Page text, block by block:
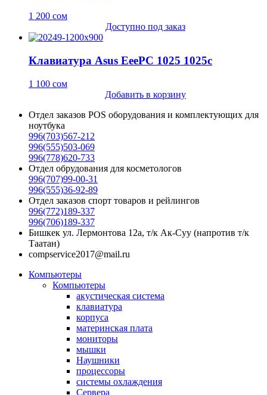
1 200 сом
Доступно под заказ
Клавиатура Asus EeePC 1025 1025c
1 100 сом
Добавить в корзину
Отдел заказов POS оборудования и комплектующих для
ноутбука
996(703)567-212
996(555)503-069
996(778)620-733
Отдел обрудования для косметологов
996(707)99-00-31
996(555)36-92-89
Отдел заказов спорт товаров и рейлингов
996(772)189-337
996(706)189-337
Бишкек ул. Лермонтова 12а, т/к Ак-Суу (напротив т/к
Таатан)
compservice2017@mail.ru
Компьютеры
Компьютеры
акустическая система
клавиатура
корпуса
материнская плата
мониторы
мышки
Наушники
процессоры
системы охлаждения
Сервера